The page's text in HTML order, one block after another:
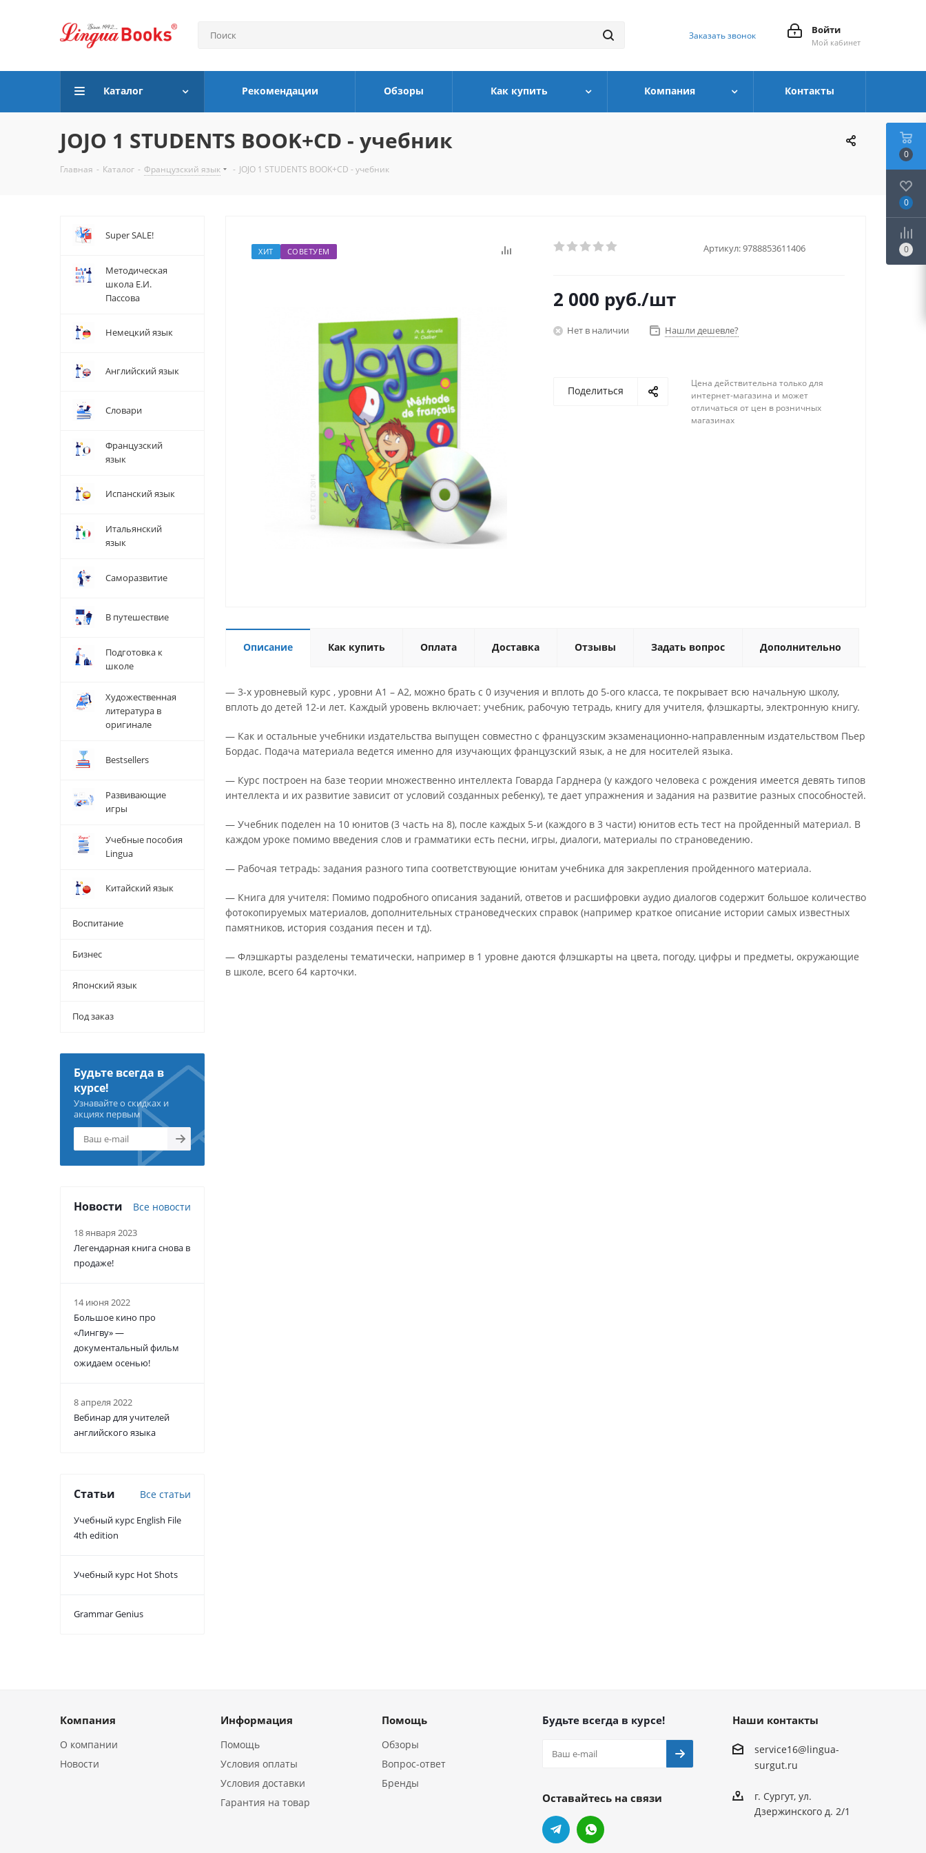
Войти
Мой кабинет
Заказать звонок
Каталог Рекомендации Обзоры Как купить Компания Контакты
JOJO 1 STUDENTS BOOK+CD - учебник
Главная - Каталог - Французский язык - JOJO 1 STUDENTS BOOK+CD - учебник
ХИТ СОВЕТУЕМ Артикул:9788853611406
2 000 руб./шт
Нет в наличии Нашли дешевле?
Поделиться
Цена действительна только для
интернет-магазина и может
отличаться от цен в розничных
магазинах
Описание Как купить Оплата Доставка Отзывы Задать вопрос Дополнительно
— 3-х уровневый курс , уровни А1 – А2, можно брать с 0 изучения и вплоть до 5-ого класса, те покрывает всю начальную школу,
вплоть до детей 12-и лет. Каждый уровень включает: учебник, рабочую тетрадь, книгу для учителя, флэшкарты, электронную книгу.
— Как и остальные учебники издательства выпущен совместно с французским экзаменационно-направленным издательством Пьер
Бордас. Подача материала ведется именно для изучающих французский язык, а не для носителей языка.
— Курс построен на базе теории множественно интеллекта Говарда Гарднера (у каждого человека с рождения имеется девять типов
интеллекта и их развитие зависит от условий созданных ребенку), те дает упражнения и задания на развитие разных способностей.
— Учебник поделен на 10 юнитов (3 часть на 8), после каждых 5-и (каждого в 3 части) юнитов есть тест на пройденный материал. В
каждом уроке помимо введения слов и грамматики есть песни, игры, диалоги, материалы по страноведению.
— Рабочая тетрадь: задания разного типа соответствующие юнитам учебника для закрепления пройденного материала.
— Книга для учителя: Помимо подробного описания заданий, ответов и расшифровки аудио диалогов содержит большое количество
фотокопируемых материалов, дополнительных страноведческих справок (например краткое описание истории самых известных
памятников, история создания песен и тд).
— Флэшкарты разделены тематически, например в 1 уровне даются флэшкарты на цвета, погоду, цифры и предметы, окружающие
в школе, всего 64 карточки.
Super SALE!
Методическая
школа Е.И.
Пассова
Немецкий язык
Английский язык
Словари
Французский
язык
Испанский язык
Итальянский
язык
Саморазвитие
В путешествие
Подготовка к
школе
Художественная
литература в
оригинале
Bestsellers
Развивающие
игры
Учебные пособия
Lingua
Китайский язык
Воспитание
Бизнес
Японский язык
Под заказ
Будьте всегда в
курсе!
Узнавайте о скидках и
акциях первым
Новости Все новости
18 января 2023
Легендарная книга снова в
продаже!
14 июня 2022
Большое кино про
«Лингву» —
документальный фильм
ожидаем осенью!
8 апреля 2022
Вебинар для учителей
английского языка
Статьи Все статьи
Учебный курс English File
4th edition
Учебный курс Hot Shots
Grammar Genius
Компания
О компании
Новости
Информация
Помощь
Условия оплаты
Условия доставки
Гарантия на товар
Помощь
Обзоры
Вопрос-ответ
Бренды
Будьте всегда в курсе!
Оставайтесь на связи
Наши контакты
service16@lingua-
surgut.ru
г. Сургут,ул.
Дзержинского д. 2/1
0
0
0